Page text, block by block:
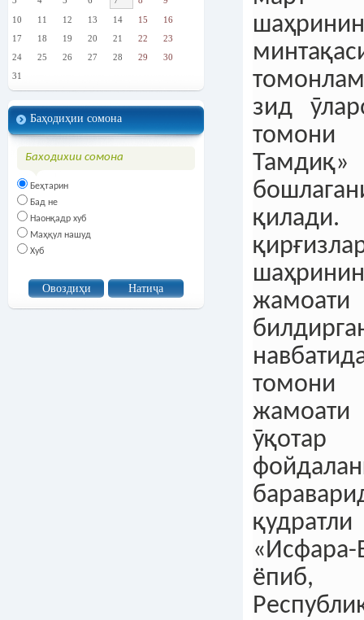
10
11 12 13 14 15
16
17
18 19 20 21 22
23
24
25 26 27 28 29
30
31
Баҳодиҳии сомона
Баходихии сомона
Беҳтарин
Бад не
Наонқадр хуб
Маҳқул нашуд
Хуб
зид
томони
Тамдиқ»
қилади.
жамоати
томони
ӯқотар
ёпиб,